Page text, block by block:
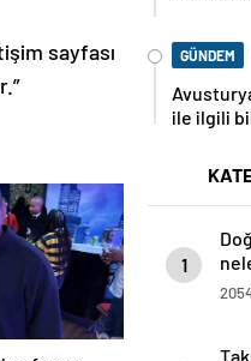
sayfası
GÜNDEM
ile ilgili
1